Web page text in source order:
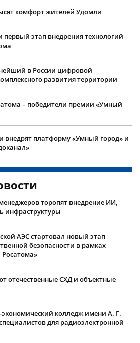
комфорт жителей Удомли
этап внедрения технологий
в России цифровой
развития территории
– победители премии «Умный
внедрят платформу «Умный город» и
торопят внедрение ИИ,
инфраструктуры
АЭС стартовал новый этап
безопасности в рамках
Росатома»
отечественные СХД и объектные
колледж имени А. Г.
для радиоэлектронной